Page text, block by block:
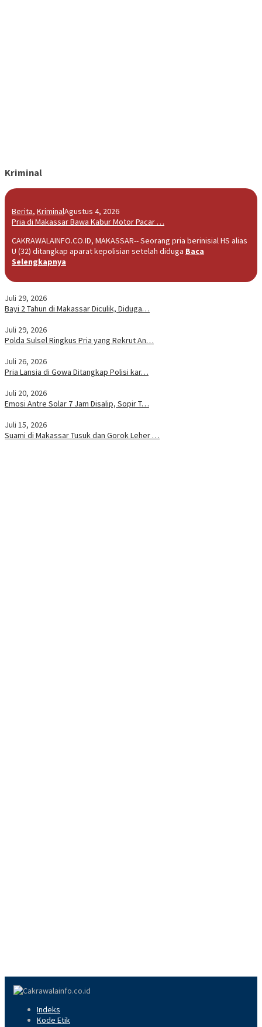
Kriminal
Berita, KriminalAgustus 4, 2026
Pria di Makassar Bawa Kabur Motor Pacar …
CAKRAWALAINFO.CO.ID, MAKASSAR-- Seorang pria berinisial HS alias
U (32) ditangkap aparat kepolisian setelah diduga Baca
Selengkapnya
Juli 29, 2026
Bayi 2 Tahun di Makassar Diculik, Diduga…
Juli 29, 2026
Polda Sulsel Ringkus Pria yang Rekrut An…
Juli 26, 2026
Pria Lansia di Gowa Ditangkap Polisi kar…
Juli 20, 2026
Emosi Antre Solar 7 Jam Disalip, Sopir T…
Juli 15, 2026
Suami di Makassar Tusuk dan Gorok Leher …
Indeks
Kode Etik